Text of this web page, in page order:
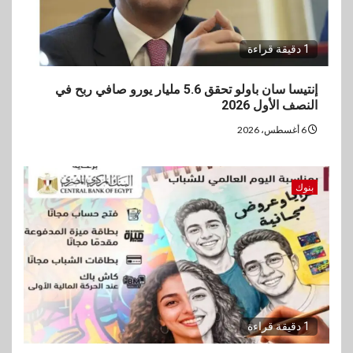
1 دقيقة قراءة
إنتيسا سان باولو تحقق 5.6 مليار يورو صافي ربح في
النصف الأول 2026
بنوك
1 دقيقة قراءة